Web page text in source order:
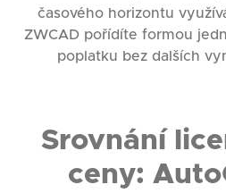
časového horizontu
ZWCAD pořídíte formou
poplatku bez dalších
Srovnání
ceny: